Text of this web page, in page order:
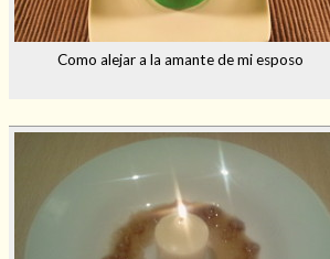
Como alejar a la amante de mi esposo